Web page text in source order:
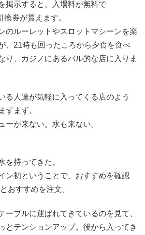
掲示すると、入場料が無料で
券が貰えます。
のルーレットやスロットマシーンを楽
、21時も回ったころから夕食を食べ
り、カジノにあるバル的な店に入りま
る人達が気軽に入ってくる店のよう
ずまず。
ーが来ない。水も来ない。
を持ってきた。
ン初ということで、おすすめを確認
おすすめを注文。
ーブルに運ばれてきているのを見て、
とテンションアップ。後から入ってき